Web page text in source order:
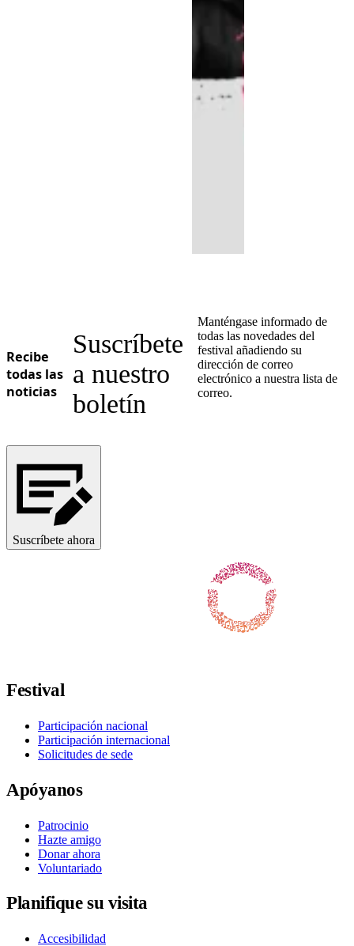
Recibe
todas las
noticias
Suscríbete
a nuestro
boletín
Manténgase informado de
todas las novedades del
festival añadiendo su
dirección de correo
electrónico a nuestra lista de
correo.
Suscríbete ahora
Festival
Participación nacional
Participación internacional
Solicitudes de sede
Apóyanos
Patrocinio
Hazte amigo
Donar ahora
Voluntariado
Planifique su visita
Accesibilidad